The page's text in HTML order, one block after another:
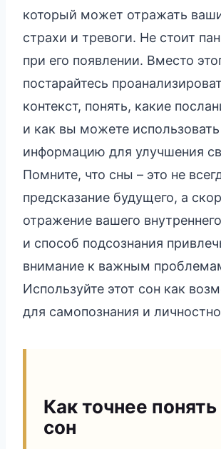
который может отражать
страхи и тревоги. Не стоит
при его появлении. Вместо
постарайтесь
контекст, понять, какие
и как вы можете использовать
информацию для улучшения
Помните, что сны – это не
предсказание будущего, а
отражение вашего
и способ подсознания
внимание к важным
Используйте этот сон как
для самопознания и
Как точнее понять
сон